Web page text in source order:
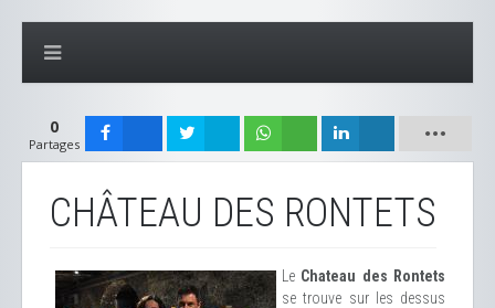
0
Partages
CHÂTEAU DES RONTETS
Le Chateau des Rontets
se trouve sur les dessus